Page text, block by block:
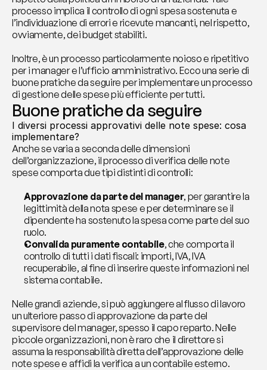
processo implica il controllo di ogni spesa sostenuta e
l’individuazione di errori e ricevute mancanti, nel rispetto,
ovviamente, dei budget stabiliti.
Inoltre, è un processo particolarmente noioso e ripetitivo
per i manager e l’ufficio amministrativo. Ecco una serie di
buone pratiche da seguire per implementare un processo
di gestione delle spese più efficiente per tutti.
Buone pratiche da seguire
I diversi processi approvativi delle note spese: cosa
implementare?
Anche se varia a seconda delle dimensioni
dell’organizzazione, il processo di verifica delle note
spese comporta due tipi distinti di controlli:
Approvazione da parte del manager, per garantire la
legittimità della nota spese e per determinare se il
dipendente ha sostenuto la spesa come parte del suo
ruolo.
Convalida puramente contabile, che comporta il
controllo di tutti i dati fiscali: importi, IVA, IVA
recuperabile, al fine di inserire queste informazioni nel
sistema contabile.
Nelle grandi aziende, si può aggiungere al flusso di lavoro
un ulteriore passo di approvazione da parte del
supervisore del manager, spesso il capo reparto. Nelle
piccole organizzazioni, non è raro che il direttore si
assuma la responsabilità diretta dell’approvazione delle
note spese e affidi la verifica a un contabile esterno.